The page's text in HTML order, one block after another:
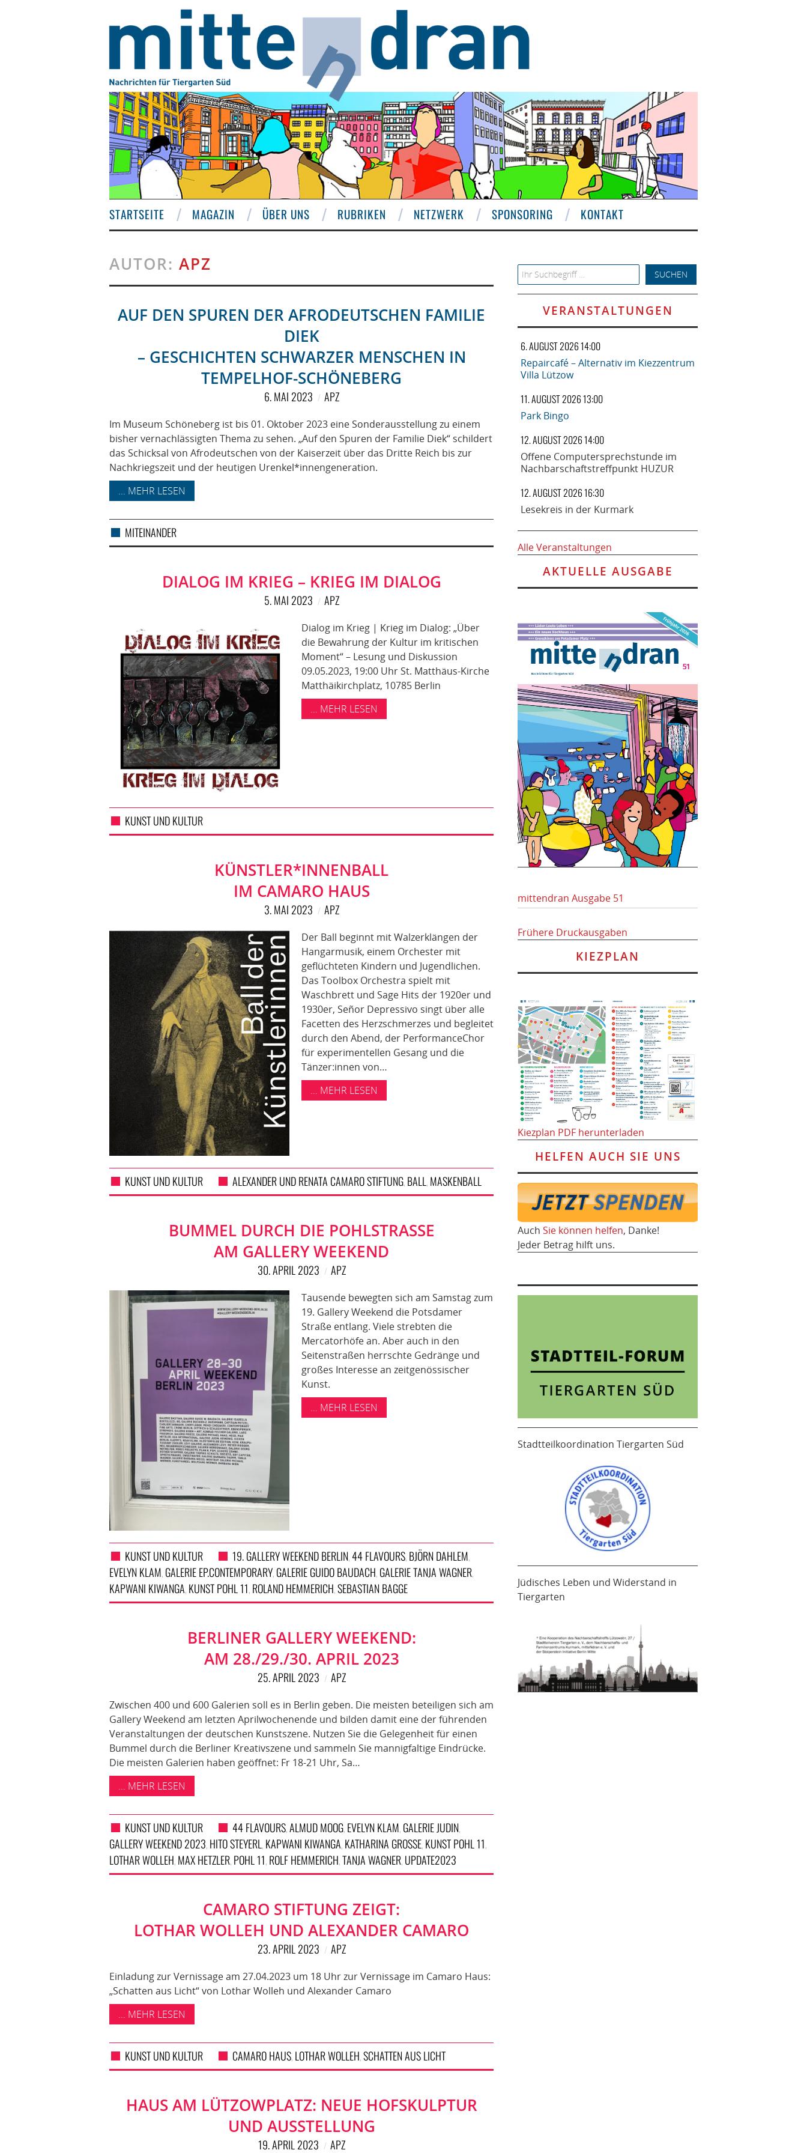
STARTSEITE MAGAZIN ÜBER UNS RUBRIKEN NETZWERK SPONSORING KONTAKT
AUTOR: APZ
AUF DEN SPUREN DER AFRODEUTSCHEN FAMILIE
DIEK
– GESCHICHTEN SCHWARZER MENSCHEN IN
TEMPELHOF-SCHÖNEBERG
6. MAI 2023 APZ
Im Museum Schöneberg ist bis 01. Oktober 2023 eine Sonderausstellung zu einem
bisher vernachlässigten Thema zu sehen. „Auf den Spuren der Familie Diek“ schildert
das Schicksal von Afrodeutschen von der Kaiserzeit über das Dritte Reich bis zur
Nachkriegszeit und der heutigen Urenkel*innengeneration.
... MEHR LESEN
MITEINANDER
DIALOG IM KRIEG – KRIEG IM DIALOG
5. MAI 2023 APZ
Dialog im Krieg | Krieg im Dialog: „Über
die Bewahrung der Kultur im kritischen
Moment“ – Lesung und Diskussion
09.05.2023, 19:00 Uhr St. Matthäus-Kirche
Matthäikirchplatz, 10785 Berlin
... MEHR LESEN
KUNST UND KULTUR
KÜNSTLER*INNENBALL
IM CAMARO HAUS
3. MAI 2023 APZ
Der Ball beginnt mit Walzerklängen der
Hangarmusik, einem Orchester mit
geflüchteten Kindern und Jugendlichen.
Das Toolbox Orchestra spielt mit
Waschbrett und Sage Hits der 1920er und
1930er, Señor Depressivo singt über alle
Facetten des Herzschmerzes und begleitet
durch den Abend, der PerformanceChor
für experimentellen Gesang und die
Tänzer:innen von…
... MEHR LESEN
KUNST UND KULTUR ALEXANDER UND RENATA CAMARO STIFTUNG, BALL , MASKENBALL
BUMMEL DURCH DIE POHLSTRASSE
AM GALLERY WEEKEND
30. APRIL 2023 APZ
Tausende bewegten sich am Samstag zum
19. Gallery Weekend die Potsdamer
Straße entlang. Viele strebten die
Mercatorhöfe an. Aber auch in den
Seitenstraßen herrschte Gedränge und
großes Interesse an zeitgenössischer
Kunst.
... MEHR LESEN
KUNST UND KULTUR 19. GALLERY WEEKEND BERLIN, 44 FLAVOURS, BJÖRN DAHLEM,
EVELYN KLAM, GALERIE EP.CONTEMPORARY, GALERIE GUIDO BAUDACH, GALERIE TANJA WAGNER,
KAPWANI KIWANGA, KUNST POHL 11, ROLAND HEMMERICH,SEBASTIAN BAGGE
BERLINER GALLERY WEEKEND:
AM 28./29./30. APRIL 2023
25. APRIL 2023 APZ
Zwischen 400 und 600 Galerien soll es in Berlin geben. Die meisten beteiligen sich am
Gallery Weekend am letzten Aprilwochenende und bilden damit eine der führenden
Veranstaltungen der deutschen Kunstszene. Nutzen Sie die Gelegenheit für einen
Bummel durch die Berliner Kreativszene und sammeln Sie mannigfaltige Eindrücke.
Die meisten Galerien haben geöffnet: Fr 18-21 Uhr, Sa…
... MEHR LESEN
KUNST UND KULTUR 44 FLAVOURS,ALMUD MOOG, EVELYN KLAM, GALERIE JUDIN,
GALLERY WEEKEND 2023, HITO STEYERL , KAPWANI KIWANGA, KATHARINA GROSSE, KUNST POHL 11,
LOTHAR WOLLEH, MAX HETZLER, POHL 11, ROLF HEMMERICH,TANJA WAGNER, UPDATE2023
CAMARO STIFTUNG ZEIGT:
LOTHAR WOLLEH UND ALEXANDER CAMARO
23. APRIL 2023 APZ
Einladung zur Vernissage am 27.04.2023 um 18 Uhr zur Vernissage im Camaro Haus:
„Schatten aus Licht“ von Lothar Wolleh und Alexander Camaro
... MEHR LESEN
KUNST UND KULTUR CAMARO HAUS, LOTHAR WOLLEH,SCHATTEN AUS LICHT
HAUS AM LÜTZOWPLATZ: NEUE HOFSKULPTUR
UND AUSSTELLUNG
19. APRIL 2023 APZ
Search for:
VERANSTALTUNGEN
6. AUGUST 2026 14:00
Repaircafé – Alternativ im Kiezzentrum
Villa Lützow
11. AUGUST 2026 13:00
Park Bingo
12. AUGUST 2026 14:00
Offene Computersprechstunde im
Nachbarschaftstreffpunkt HUZUR
12. AUGUST 2026 16:30
Lesekreis in der Kurmark
Alle Veranstaltungen
AKTUELLE AUSGABE
mittendran Ausgabe 51
Frühere Druckausgaben
KIEZPLAN
Kiezplan PDF herunterladen
HELFEN AUCH SIE UNS
Auch Sie können helfen, Danke!
Jeder Betrag hilft uns.
Stadtteilkoordination Tiergarten Süd
Jüdisches Leben und Widerstand in
Tiergarten